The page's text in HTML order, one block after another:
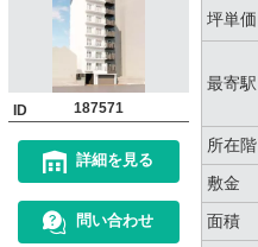
ID 187571
詳細を見る
問い合わせ
坪単価
最寄駅
所在階
敷金
面積